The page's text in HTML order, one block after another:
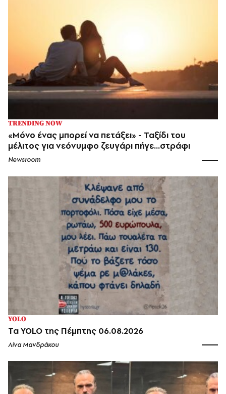
TRENDING NOW
«Μόνο ένας μπορεί να πετάξει» - Ταξίδι του
μέλιτος για νεόνυμφο ζευγάρι πήγε...στράφι
Newsroom
YOLO
Τα YOLO της Πέμπτης 06.08.2026
Λίνα Μανδράκου